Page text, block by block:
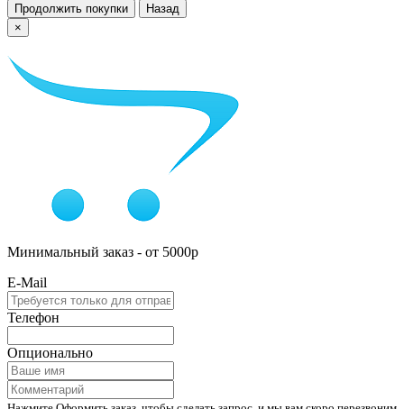
Продолжить покупки
Назад
×
Минимальный заказ - от 5000р
E-Mail
Телефон
Опционально